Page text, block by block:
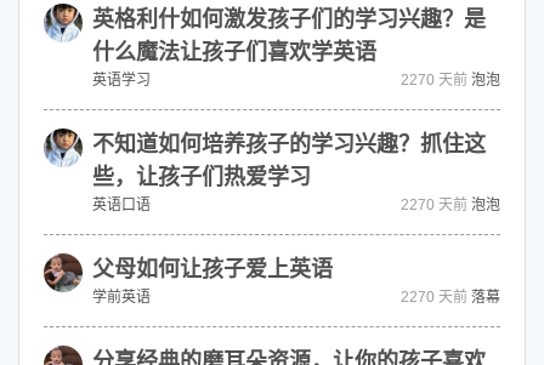
英格利什如何激发孩子们的学习兴趣？是
什么魔法让孩子们喜欢学英语
英语学习 2270 天前 泡泡
不知道如何培养孩子的学习兴趣？抓住这
些，让孩子们热爱学习
英语口语 2270 天前 泡泡
父母如何让孩子爱上英语
学前英语 2270 天前 落幕